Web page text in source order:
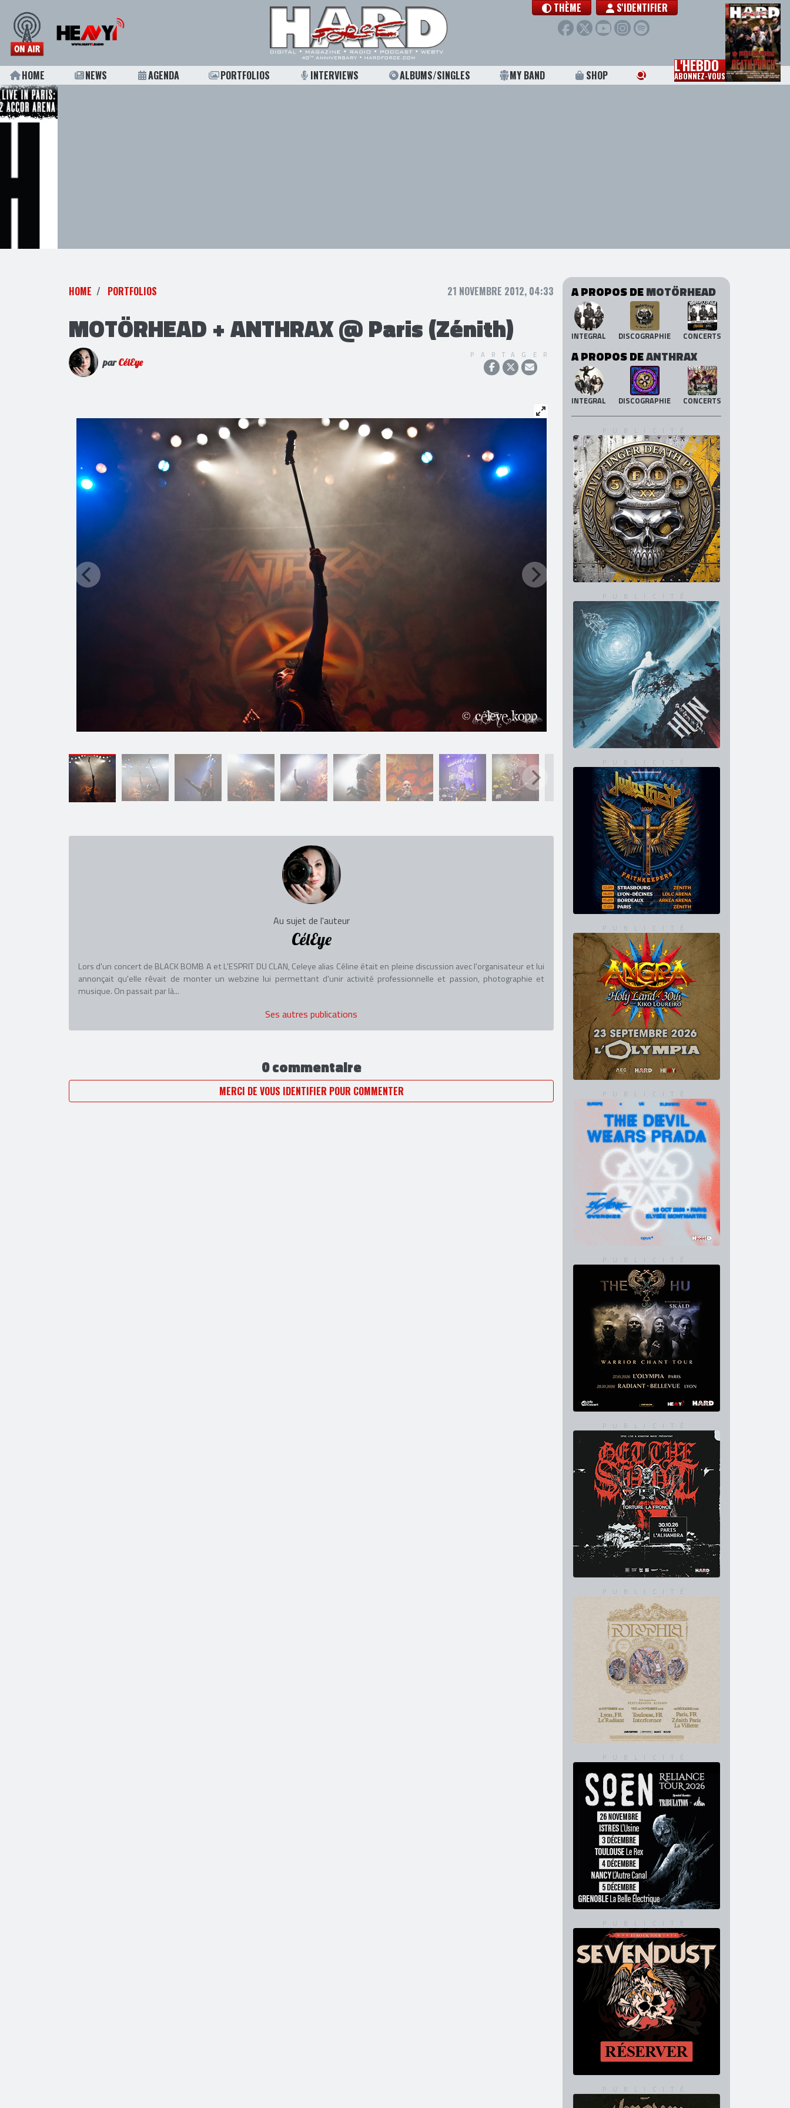
THÈME S'IDENTIFIER
HOME NEWS AGENDA PORTFOLIOS INTERVIEWS ALBUMS/SINGLES MY BAND SHOP L'HEBDO
ABONNEZ-VOUS
HOME PORTFOLIOS 21 NOVEMBRE 2012, 04:33
MOTÖRHEAD + ANTHRAX @ Paris (Zénith)
parCélEye
PARTAGER
Au sujet de l'auteur
CélEye
Lors d'un concert de BLACK BOMB A et L'ESPRIT DU CLAN, Celeye alias Céline était en pleine discussion avec l'organisateur et lui
annonçait qu'elle rêvait de monter un webzine lui permettant d'unir activité professionnelle et passion, photographie et
musique. On passait par là...
Ses autres publications
0 commentaire
MERCI DE VOUS IDENTIFIER POUR COMMENTER
A PROPOS DEMOTÖRHEAD
INTEGRAL DISCOGRAPHIE CONCERTS
A PROPOS DEANTHRAX
INTEGRAL DISCOGRAPHIE CONCERTS